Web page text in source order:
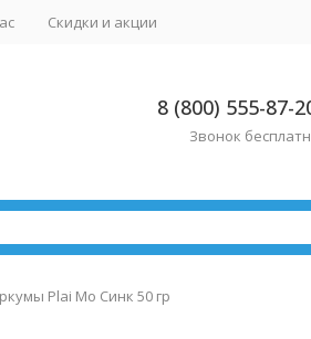
Скидки и акции
8 (800) 555-87-
Звонок
Plai Мо Синк 50 гр